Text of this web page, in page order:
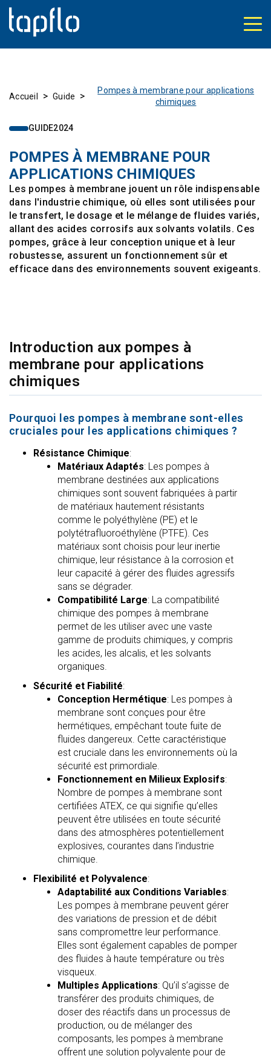
Accueil > Guide >
Pompes à membrane pour applications
chimiques
GUIDE2024
POMPES À MEMBRANE POUR
APPLICATIONS CHIMIQUES
Les pompes à membrane jouent un rôle indispensable
dans l'industrie chimique, où elles sont utilisées pour
le transfert, le dosage et le mélange de fluides variés,
allant des acides corrosifs aux solvants volatils. Ces
pompes, grâce à leur conception unique et à leur
robustesse, assurent un fonctionnement sûr et
efficace dans des environnements souvent exigeants.
Introduction aux pompes à
membrane pour applications
chimiques
Pourquoi les pompes à membrane sont-elles
cruciales pour les applications chimiques ?
Résistance Chimique:
Matériaux Adaptés: Les pompes à
membrane destinées aux applications
chimiques sont souvent fabriquées à partir
de matériaux hautement résistants
comme le polyéthylène (PE) et le
polytétrafluoroéthylène (PTFE). Ces
matériaux sont choisis pour leur inertie
chimique, leur résistance à la corrosion et
leur capacité à gérer des fluides agressifs
sans se dégrader.
Compatibilité Large: La compatibilité
chimique des pompes à membrane
permet de les utiliser avec une vaste
gamme de produits chimiques, y compris
les acides, les alcalis, et les solvants
organiques.
Sécurité et Fiabilité:
Conception Hermétique: Les pompes à
membrane sont conçues pour être
hermétiques, empêchant toute fuite de
fluides dangereux. Cette caractéristique
est cruciale dans les environnements où la
sécurité est primordiale.
Fonctionnement en Milieux Explosifs:
Nombre de pompes à membrane sont
certifiées ATEX, ce qui signifie qu’elles
peuvent être utilisées en toute sécurité
dans des atmosphères potentiellement
explosives, courantes dans l’industrie
chimique.
Flexibilité et Polyvalence:
Adaptabilité aux Conditions Variables:
Les pompes à membrane peuvent gérer
des variations de pression et de débit
sans compromettre leur performance.
Elles sont également capables de pomper
des fluides à haute température ou très
visqueux.
Multiples Applications: Qu’il s’agisse de
transférer des produits chimiques, de
doser des réactifs dans un processus de
production, ou de mélanger des
composants, les pompes à membrane
offrent une solution polyvalente pour de